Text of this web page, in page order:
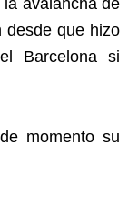
avalancha de
desde que hizo
Barcelona si
momento su